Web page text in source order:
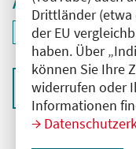
Drittländer (etwa
der EU
haben. Über
können Sie Ihre
widerrufen oder
Informationen
Filter
ID: ANT-2602270
Sortieren nach